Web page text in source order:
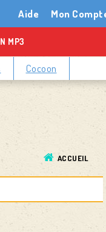
Mon
Aide
MP3
Cocoon
ACCUEIL